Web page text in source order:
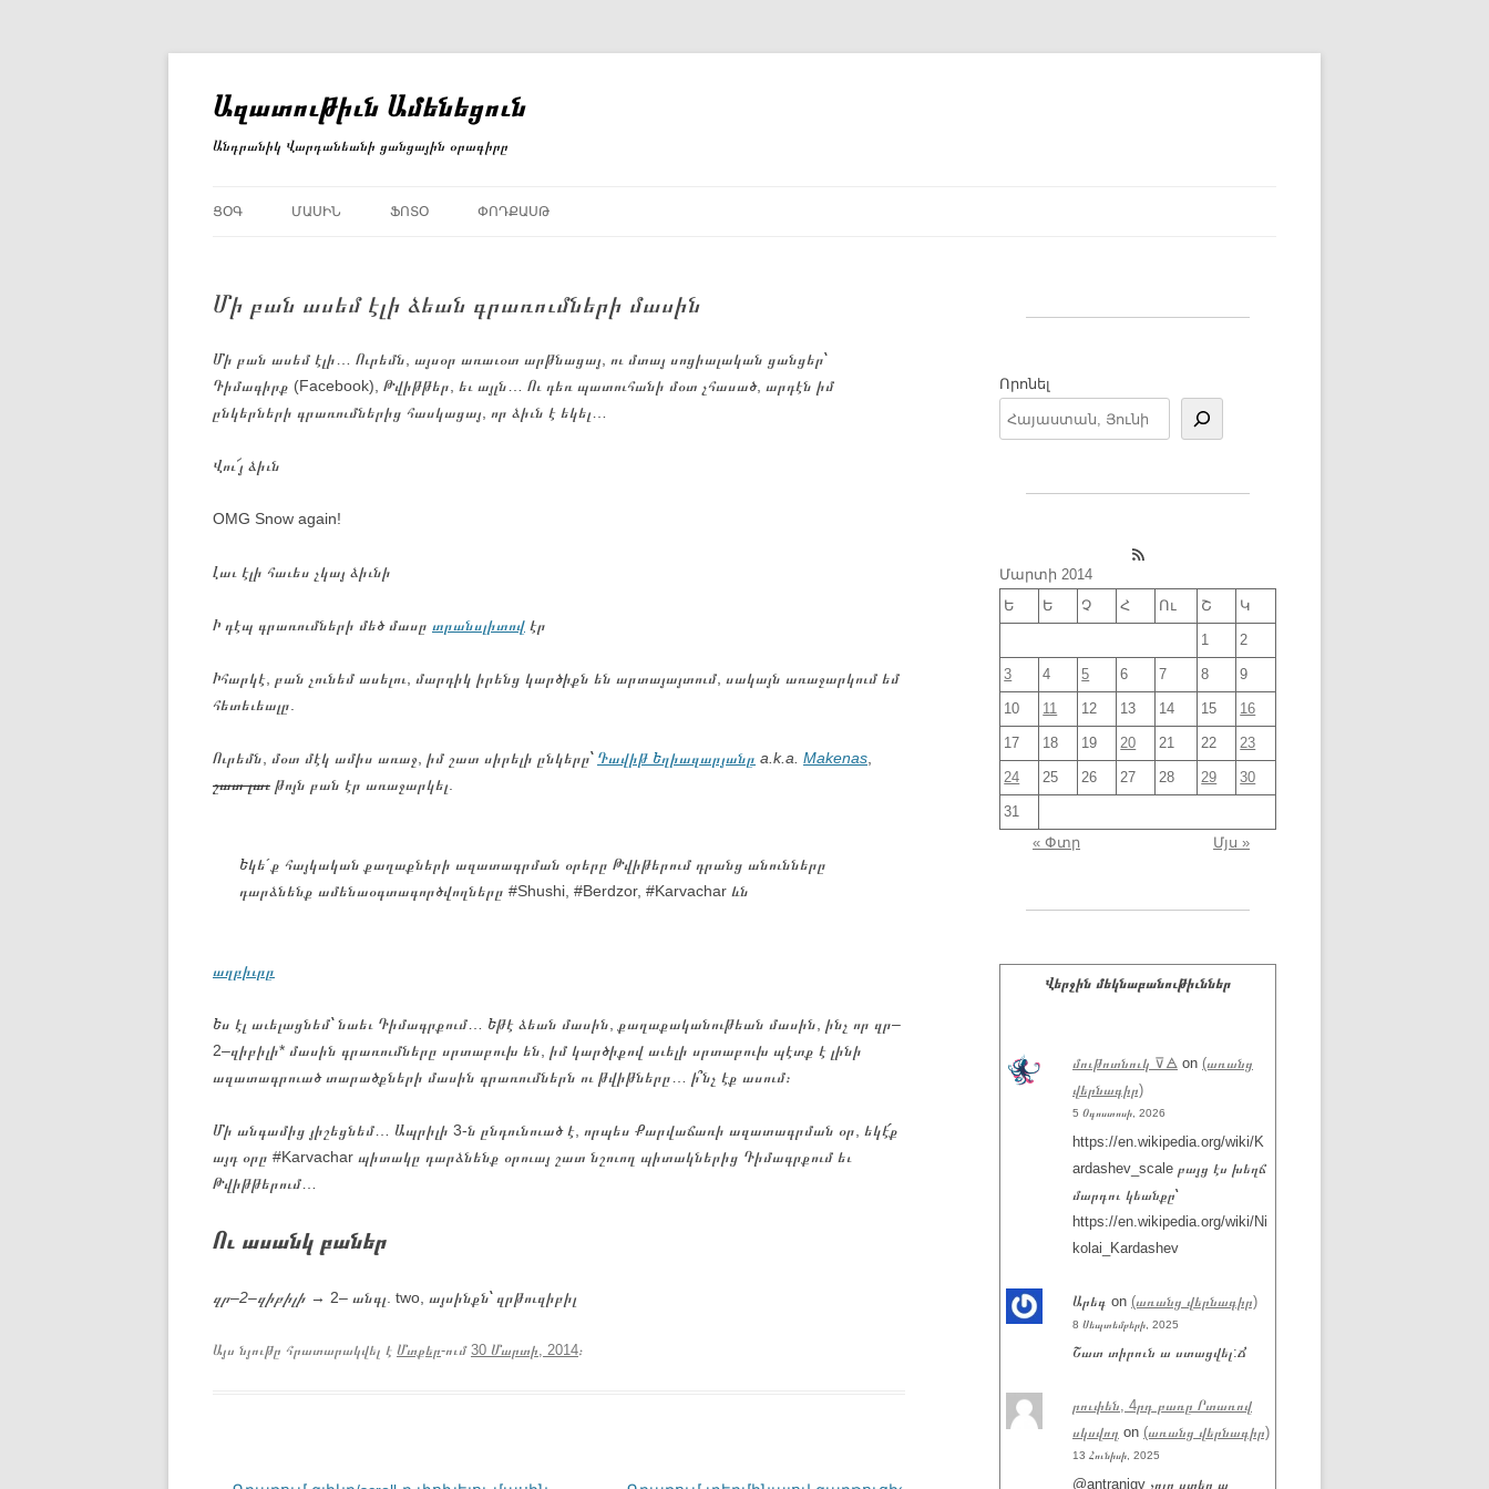
Ազատութիւն Ամենեցուն
Անդրանիկ Վարդանեանի ցանցային օրագիրը
ՑՕԳ ՄԱՍԻՆ ՖՈՏՕ ՓՈԴՔԱՍԹ
Մի բան ասեմ էլի ձեան գրառումների մասին
Մի բան ասեմ էլի… Ուրեմն, այսօր առաւօտ արթնացայ, ու մտայ սոցիալական ցանցեր՝
Դիմագիրք (Facebook), Թվիթթեր, եւ այլն… Ու դեռ պատուհանի մօտ չհասած, արդէն իմ
ընկերների գրառումներից հասկացայ, որ ձիւն է եկել…
Վու՜յ ձիւն
OMG Snow again!
Լաւ էլի հաւես չկայ ձիւնի
Ի դէպ գրառումների մեծ մասը տրանսլիտով էր
Իհարկէ, բան չունեմ ասելու, մարդիկ իրենց կարծիքն են արտայայտում, սակայն առաջարկում եմ
հետեւեալը.
Ուրեմն, մօտ մէկ ամիս առաջ, իմ շատ սիրելի ընկերը՝ Դավիթ Եղիազարյանը a.k.a. Makenas
շատ լաւ թոյն բան էր առաջարկել.
Եկե´ք հայկական քաղաքների ազատագրման օրերը Թվիթերում դրանց անունները
դարձնենք ամենաօգտագործվողները #Shushi, #Berdzor, #Karvachar ևն
աղբիւրը
Ես էլ աւելացնեմ՝ նաեւ Դիմագրքում… Եթէ ձեան մասին, քաղաքականութեան մասին, ինչ որ զր–
2–զիբիլի* մասին գրառումները սրտաբուխ են, իմ կարծիքով աւելի սրտաբուխ պէտք է լինի
ազատագրուած տարածքների մասին գրառումներն ու թվիթները… ի՞նչ էք ասում։
Մի անգամից յիշեցնեմ… Ապրիլի 3-ն ընդունուած է, որպես Քարվաճառի ազատագրման օր, եկէ՛ք
այդ օրը #Karvachar պիտակը դարձնենք օրուայ շատ նշուող պիտակներից Դիմագրքում եւ
Թվիթթերում…
Ու ասանկ բաներ
զր–2–զիբիլի → 2– անգլ. two, այսինքն՝ զրթուզիբիլ
Այս նյութը հրատարակվել է Մտքեր-ում 30 Մարտի, 2014։
Որոնել
RSS Feed
Մարտի 2014
Ե
Ե Չ Հ Ու Շ Կ
1 2
3 4 5 6 7 8 9
10 11 12 13 14 15 16
17 18 19 20 21 22 23
24 25 26 27 28 29 30
31
« Փտր
Մյս »
Վերջին մեկնաբանութիւններ
մութոտնուկ ⊽🜁 on (առանց
վերնագիր)
5 Օգոստոսի, 2026
https://en.wikipedia.org/wiki/K
ardashev_scale բայց էս խեղճ
մարդու կեանքը՝
https://en.wikipedia.org/wiki/Ni
kolai_Kardashev
Արեգ on (առանց վերնագիր)
8 Սեպտեմբերի, 2025
Շատ տիրուն ա ստացվել:Ճ
րուփեն, 4րդ բառը Րտառով
սկսվող on (առանց վերնագիր)
13 Հունիսի, 2025
@antranigv չոլը ստեղ ա